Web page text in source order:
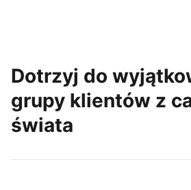
Dotrzyj do
grupy klientów z
świata